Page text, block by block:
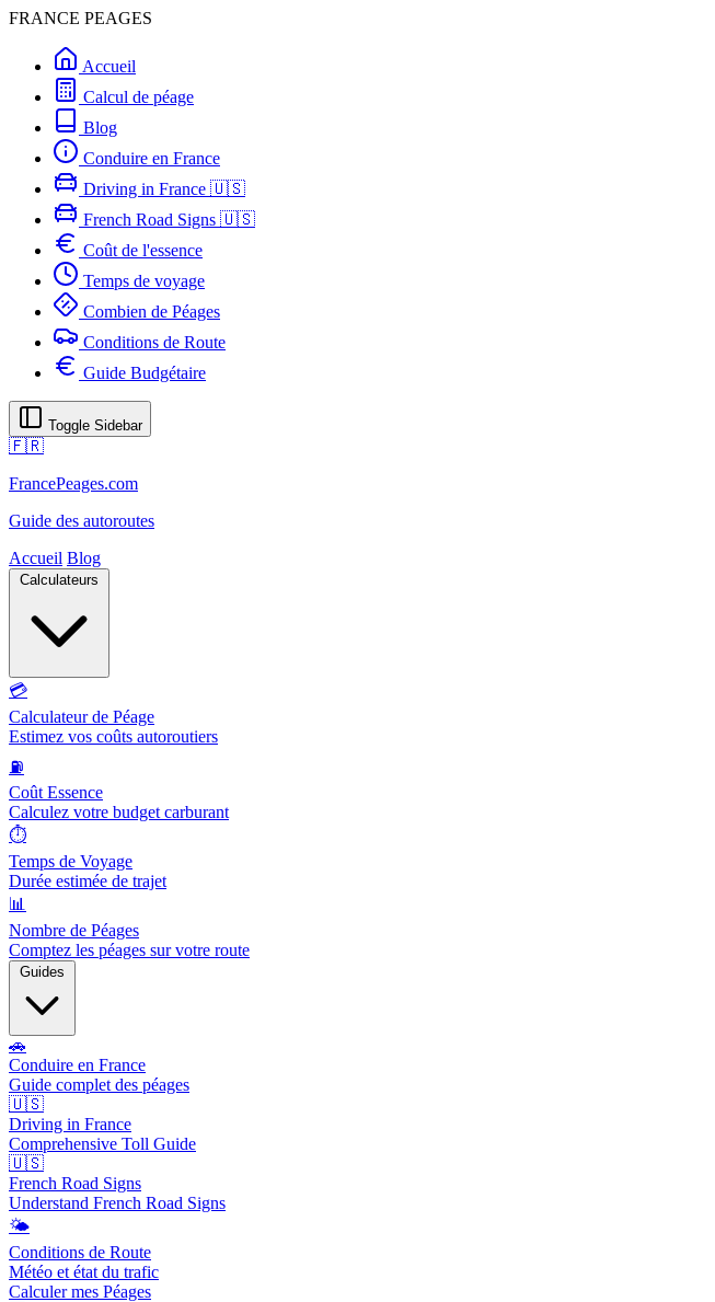
FRANCE PEAGES
Accueil
Calcul de péage
Blog
Conduire en France
Driving in France 🇺🇸
French Road Signs 🇺🇸
Coût de l'essence
Temps de voyage
Combien de Péages
Conditions de Route
Guide Budgétaire
Toggle Sidebar
🇫🇷
FrancePeages.com
Guide des autoroutes
Accueil Blog
Calculateurs
💳
Calculateur de Péage
Estimez vos coûts autoroutiers
⛽
Coût Essence
Calculez votre budget carburant
⏱️
Temps de Voyage
Durée estimée de trajet
📊
Nombre de Péages
Comptez les péages sur votre route
Guides
🚗
Conduire en France
Guide complet des péages
🇺🇸
Driving in France
Comprehensive Toll Guide
🇺🇸
French Road Signs
Understand French Road Signs
🌤️
Conditions de Route
Météo et état du trafic
Calculer mes Péages